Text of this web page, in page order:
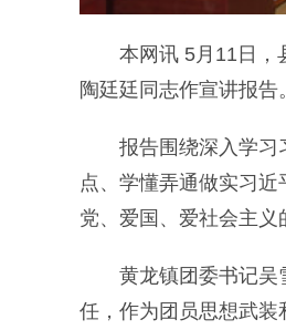
本网讯 5月11日，县
陶廷廷同志作宣讲报告。
报告围绕深入学习习
点、学懂弄通做实习
党、爱国、爱社会主义
黄龙镇团委书记吴雪
任，作为团员思想武